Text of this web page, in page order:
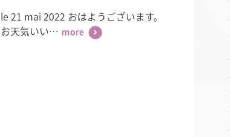
le 21 mai 2022 おはようございます。
お天気いい… more